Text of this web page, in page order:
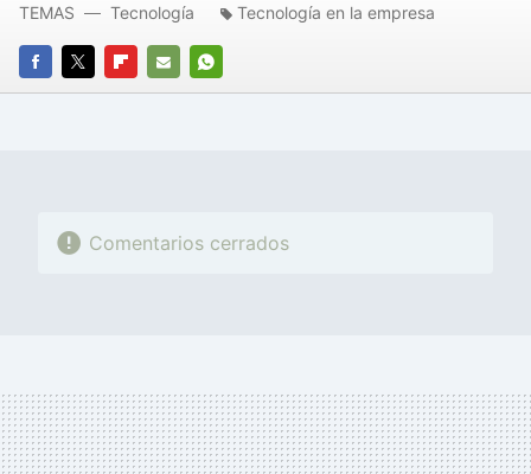
FACEBOOK
TWITTERFLIPBOARD
E-
WHATSAPP
TEMAS Tecnología Tecnología en la empresa
Comentarios cerrados